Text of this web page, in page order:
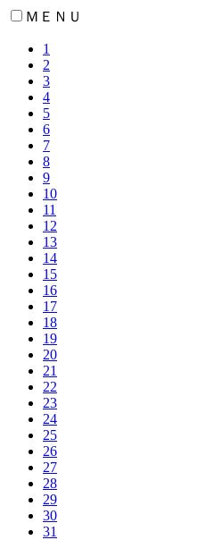
ＭＥＮＵ
1
2
3
4
5
6
7
8
9
10
11
12
13
14
15
16
17
18
19
20
21
22
23
24
25
26
27
28
29
30
31